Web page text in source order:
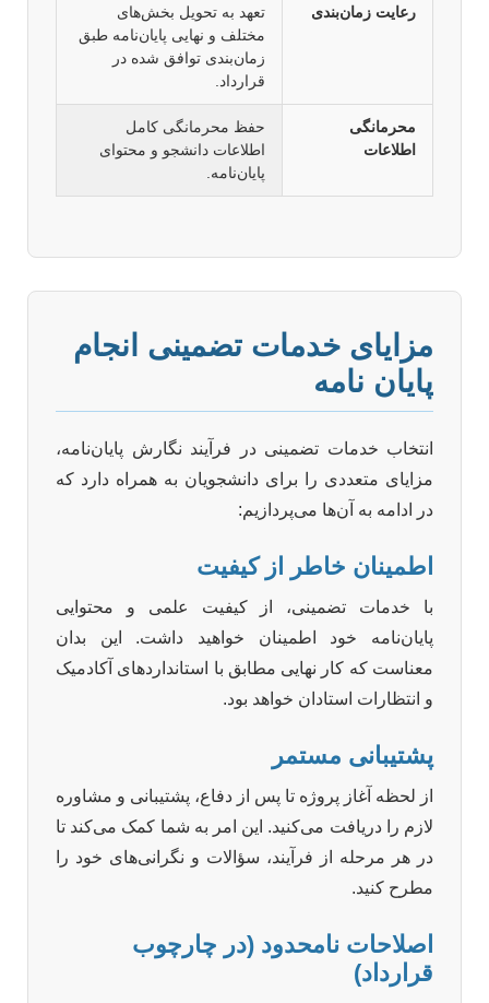
رعایت زمان‌بندی
تعهد به تحویل بخش‌های
مختلف و نهایی پایان‌نامه طبق
زمان‌بندی توافق شده در
قرارداد.
محرمانگی
اطلاعات
حفظ محرمانگی کامل
اطلاعات دانشجو و محتوای
پایان‌نامه.
مزایای خدمات تضمینی انجام
پایان نامه
انتخاب خدمات تضمینی در فرآیند نگارش پایان‌نامه،
مزایای متعددی را برای دانشجویان به همراه دارد که
در ادامه به آن‌ها می‌پردازیم:
اطمینان خاطر از کیفیت
با خدمات تضمینی، از کیفیت علمی و محتوایی
پایان‌نامه خود اطمینان خواهید داشت. این بدان
معناست که کار نهایی مطابق با استانداردهای آکادمیک
و انتظارات استادان خواهد بود.
پشتیبانی مستمر
از لحظه آغاز پروژه تا پس از دفاع، پشتیبانی و مشاوره
لازم را دریافت می‌کنید. این امر به شما کمک می‌کند تا
در هر مرحله از فرآیند، سؤالات و نگرانی‌های خود را
مطرح کنید.
اصلاحات نامحدود (در چارچوب
قرارداد)